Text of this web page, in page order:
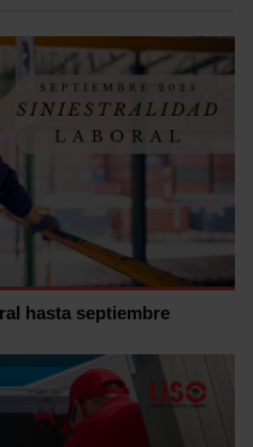
hasta septiembre